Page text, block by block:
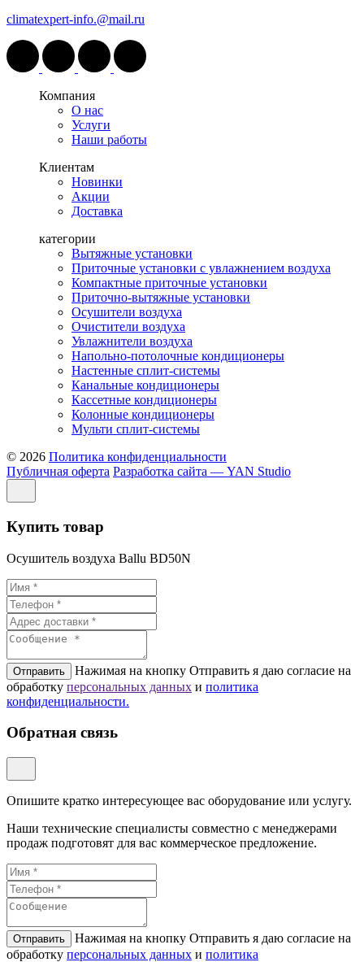
climatexpert-info.@mail.ru
Компания
О нас
Услуги
Наши работы
Клиентам
Новинки
Акции
Доставка
категории
Вытяжные установки
Приточные установки с увлажнением воздуха
Компактные приточные установки
Приточно-вытяжные установки
Осушители воздуха
Очистители воздуха
Увлажнители воздуха
Напольно-потолочные кондиционеры
Настенные сплит-системы
Канальные кондиционеры
Кассетные кондиционеры
Колонные кондиционеры
Мульти сплит-системы
© 2026 Политика конфиденциальности
Публичная оферта Разработка сайта — YAN Studio
Купить товар
Осушитель воздуха Ballu BD50N
Отправить
Нажимая на кнопку Отправить я даю согласие на
обработку персональных данных и политикa
конфиденциальности.
Обратная связь
Опишите кратко интересующее вас оборудование или услугу.
Наши технические специалисты совместно с менеджерами
продаж подготовят для вас коммерческое предложение.
Отправить
Нажимая на кнопку Отправить я даю согласие на
обработку персональных данных и политикa